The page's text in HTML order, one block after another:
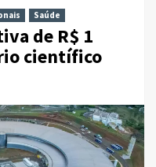
Saúde
de R$ 1
científico